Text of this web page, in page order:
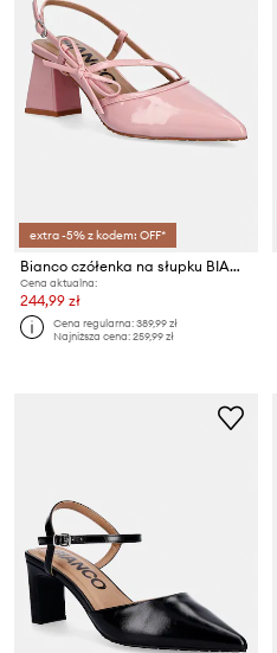
extra -5% z kodem: OFF*
Bianco czółenka na słupku BIAMARALYN
Cena aktualna:
244,99 zł
Cena regularna:389,99 zł
Najniższa cena:259,99 zł